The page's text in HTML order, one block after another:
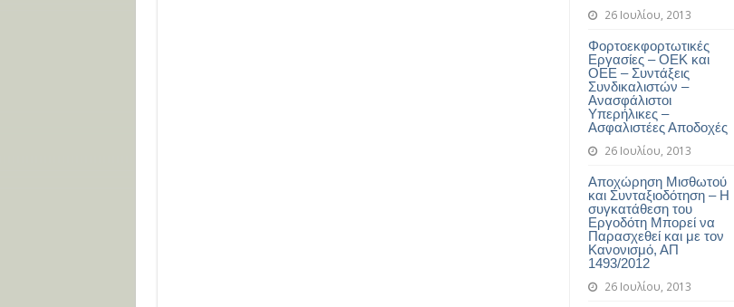
26 Ιουλίου, 2013
Φορτοεκφορτωτικές
Εργασίες – ΟΕΚ και
ΟΕΕ – Συντάξεις
Συνδικαλιστών –
Ανασφάλιστοι
Υπερήλικες –
Ασφαλιστέες Αποδοχές
26 Ιουλίου, 2013
Αποχώρηση Μισθωτού
και Συνταξιοδότηση – Η
συγκατάθεση του
Εργοδότη Μπορεί να
Παρασχεθεί και με τον
Κανονισμό, ΑΠ
1493/2012
26 Ιουλίου, 2013